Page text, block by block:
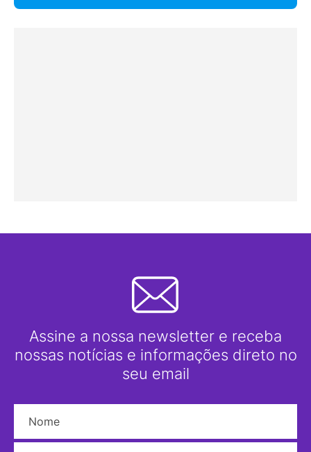
Assine a nossa newsletter e receba
nossas notícias e informações direto no
seu email